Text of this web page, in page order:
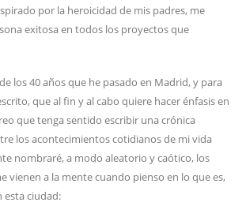
por la heroicidad de mis padres, me
exitosa en todos los proyectos que
los 40 años que he pasado en Madrid, y para
que al fin y al cabo quiere hacer énfasis en
que tenga sentido escribir una crónica
los acontecimientos cotidianos de mi vida
nombraré, a modo aleatorio y caótico, los
vienen a la mente cuando pienso en lo que es,
esta ciudad: